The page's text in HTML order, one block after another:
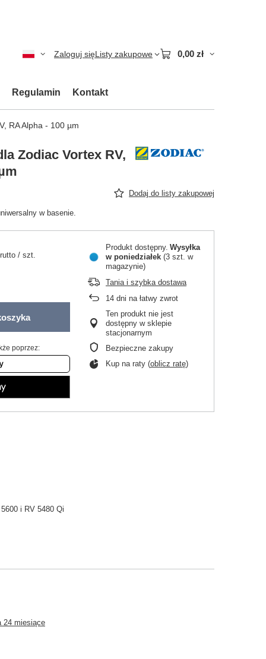
Zaloguj sięListy zakupowe 0,00 zł
Regulamin Kontakt
RA Alpha - 100 µm
Zodiac Vortex RV,
Dodaj do listy zakupowej
w basenie.
/ szt.
poprzez:
Produkt dostępny Wysyłka
w poniedziałek (3 szt. w
magazynie)
Tania i szybka dostawa
14 dni na łatwy zwrot
Ten produkt nie jest
dostępny w sklepie
stacjonarnym
Bezpieczne zakupy
Kup na raty (oblicz ratę)
i RV 5480 Qi
24 miesiące